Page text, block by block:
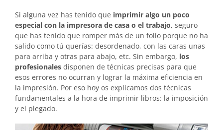
Si alguna vez has tenido que imprimir algo un poco
especial con la impresora de casa o el trabajo, seguro
que has tenido que romper más de un folio porque no ha
salido como tú querías: desordenado, con las caras unas
para arriba y otras para abajo, etc. Sin embargo, los
profesionales disponen de técnicas precisas para que
esos errores no ocurran y lograr la máxima eficiencia en
la impresión. Por eso hoy os explicamos dos técnicas
fundamentales a la hora de imprimir libros: la imposición
y el plegado.